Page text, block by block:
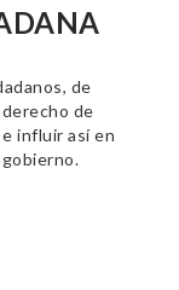
de
de
influir así en